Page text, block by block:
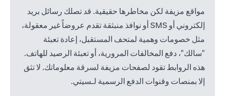
مواقع مزيفة لكن مخاطرها حقيقية. قد تصلك رسائل بريد
إلكتروني أو SMS أو نوافذ منبثقة تقدم عروضاً غير معقولة،
مثل خصومات وهمية لمتحف المستقبل، إعادة تعبئة
"سالك"، دفع المخالفات المرورية، أو تعبئة الرصيد للهاتف.
هذه الروابط تقود لصفحات مزيفة لسرقة معلوماتك. لا تثق
إلا بمنصات وقنوات الدفع الرسمية لـسيتي.